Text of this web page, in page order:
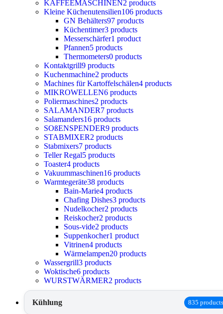
KAFFEEMASCHINEN2 products
Kleine Küchenutensilien106 products
GN Behälters97 products
Küchentimer3 products
Messerschärfer1 product
Pfannen5 products
Thermometers0 products
Kontaktgrill9 products
Kuchenmachine2 products
Machines für Kartoffelschälen4 products
MIKROWELLEN6 products
Poliermaschines2 products
SALAMANDER7 products
Salamanders16 products
SOßENSPENDER9 products
STABMIXER2 products
Stabmixers7 products
Teller Regal5 products
Toaster4 products
Vakuummaschinen16 products
Warmtegeräte38 products
Bain-Marie4 products
Chafing Dishes3 products
Nudelkocher2 products
Reiskocher2 products
Sous-vide2 products
Suppenkocher1 product
Vitrinen4 products
Wärmelampen20 products
Wassergrill3 products
Woktische6 products
WURSTWÄRMER2 products
Kühlung 835 products